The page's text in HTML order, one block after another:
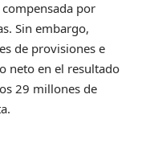
por
Sin embargo,
de provisiones e
neto en el resultado
29 millones de